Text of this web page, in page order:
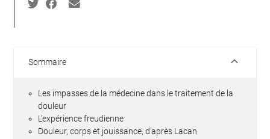
Sommaire keyboard_arrow_down
Les impasses de la médecine dans le traitement de la
douleur
L’expérience freudienne
Douleur, corps et jouissance, d’après Lacan